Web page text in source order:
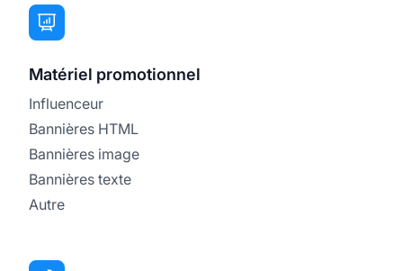
Matériel promotionnel
Influenceur
Bannières HTML
Bannières image
Bannières texte
Autre